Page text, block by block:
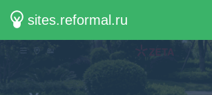
sites.reformal.ru